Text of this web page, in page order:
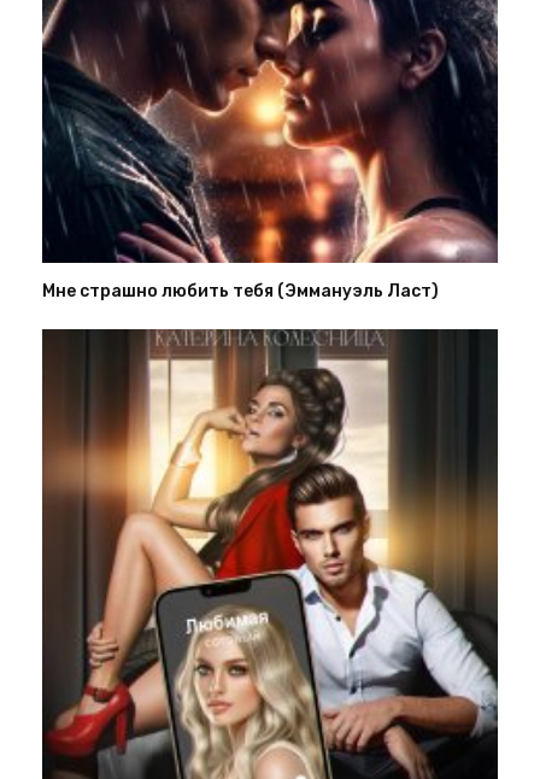
Мне страшно любить тебя (Эммануэль Ласт)